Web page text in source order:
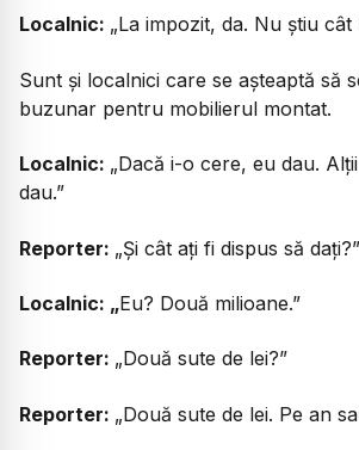
Localnic: „La impozit, da. Nu știu cât
Sunt și localnici care se așteaptă să
buzunar pentru mobilierul montat.
Localnic: „Dacă i-o cere, eu dau.
dau.”
Reporter: „Și cât ați fi dispus să dați?”
Localnic: „Eu? Două milioane.”
Reporter: „Două sute de lei?”
Reporter: „Două sute de lei. Pe an